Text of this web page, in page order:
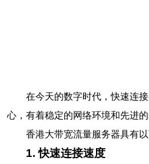
在今天的数字时代，快速连
心，有着稳定的网络环境和先进
香港大带宽流量服务器具有以
1. 快速连接速度